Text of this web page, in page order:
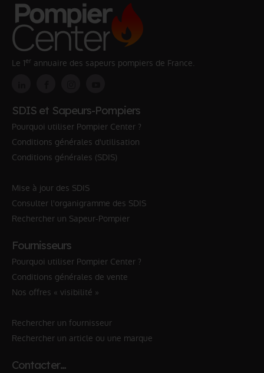
Le 1er annuaire des sapeurs pompiers de France.
SDIS et Sapeurs-Pompiers
Pourquoi utiliser Pompier Center ?
Conditions générales d'utilisation
Conditions générales (SDIS)
Mise à jour des SDIS
Consulter l'organigramme des SDIS
Rechercher un Sapeur-Pompier
Fournisseurs
Pourquoi utiliser Pompier Center ?
Conditions générales de vente
Nos offres « visibilité »
Rechercher un fournisseur
Rechercher un article ou une marque
Contacter…